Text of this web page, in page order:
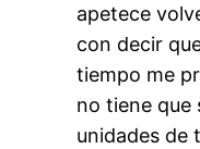
apetece
con decir
tiempo me
no tiene que
unidades de